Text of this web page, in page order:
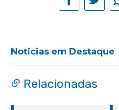
Noticias em Destaque
Relacionadas